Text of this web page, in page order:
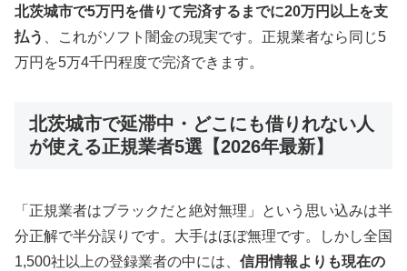
北茨城市で5万円を借りて完済するまでに20万円以上を支
払う
、これがソフト闇金の現実です。正規業者なら同じ5
万円を5万4千円程度で完済できます。
北茨城市で延滞中・どこにも借りれない人
が使える正規業者5選【2026年最新】
「正規業者はブラックだと絶対無理」という思い込みは半
分正解で半分誤りです。大手はほぼ無理です。しかし全国
1,500社以上の登録業者の中には、 信用情報よりも現在の